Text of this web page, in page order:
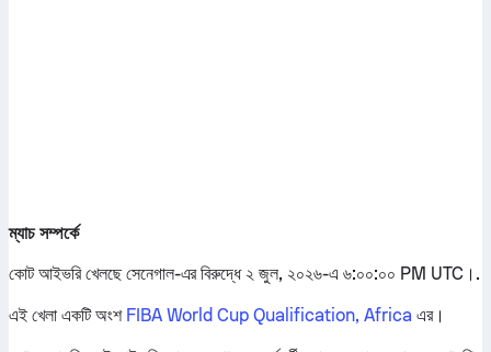
ম্যাচ সম্পর্কে
কোট আইভরি খেলছে সেনেগাল-এর বিরুদ্ধে ২ জুল, ২০২৬-এ ৬:০০:০০ PM UTC।.
এই খেলা একটি অংশ FIBA World Cup Qualification, Africa এর।